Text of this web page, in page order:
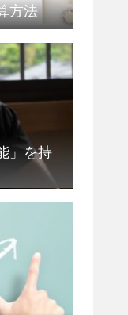
方法
」を持